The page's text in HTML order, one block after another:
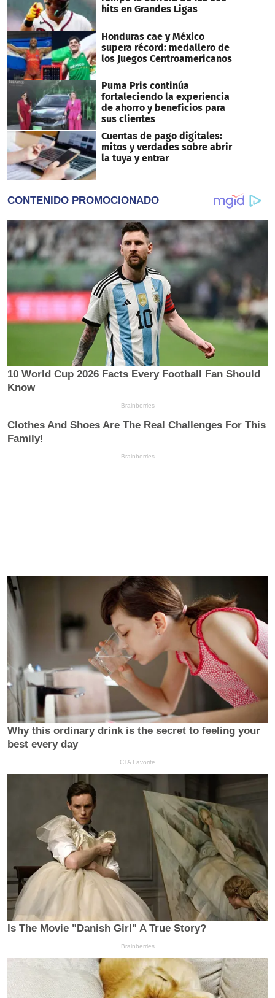
hits en Grandes Ligas
Honduras cae y México
supera récord: medallero de
los Juegos Centroamericanos
Puma Pris continúa
fortaleciendo la experiencia
de ahorro y beneficios para
sus clientes
Cuentas de pago digitales:
mitos y verdades sobre abrir
la tuya y entrar